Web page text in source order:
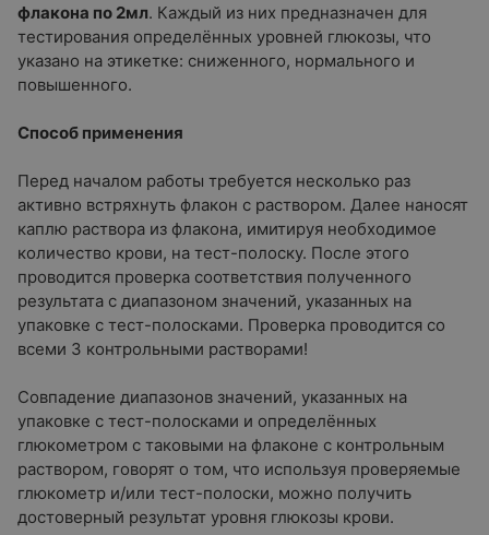
флакона по 2мл. Каждый из них предназначен для
тестирования определённых уровней глюкозы, что
указано на этикетке: сниженного, нормального и
повышенного.
Способ применения
Перед началом работы требуется несколько раз
активно встряхнуть флакон с раствором. Далее наносят
каплю раствора из флакона, имитируя необходимое
количество крови, на тест-полоску. После этого
проводится проверка соответствия полученного
результата с диапазоном значений, указанных на
упаковке с тест-полосками. Проверка проводится со
всеми 3 контрольными растворами!
Совпадение диапазонов значений, указанных на
упаковке с тест-полосками и определённых
глюкометром с таковыми на флаконе с контрольным
раствором, говорят о том, что используя проверяемые
глюкометр и/или тест-полоски, можно получить
достоверный результат уровня глюкозы крови.